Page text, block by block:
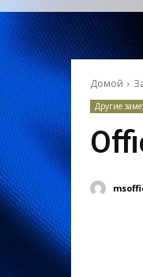
Домой
Другие